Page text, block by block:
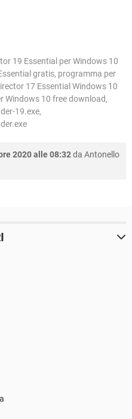
19 Essential per Windows 10
gratis, programma per
17 Essential Windows 10
Windows 10 free download,
19.exe,
2020 alle 08:32da Antonello